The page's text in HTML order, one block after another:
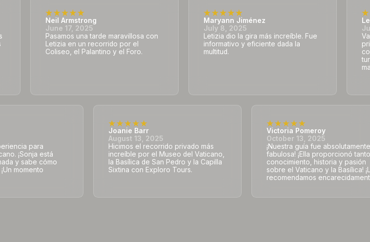
Neil Armstrong
June 17, 2025
Pasamos una tarde maravillosa con
Letizia en un recorrido por el
Coliseo, el Palantino y el Foro.
Maryann Jiménez
July 8, 2025
Letizia dio la gira más increíble. Fue
informativo y eficiente dada la
multitud.
para
¡Sonja está
y sabe cómo
momento
Joanie Barr
August 13, 2025
Hicimos el recorrido privado más
increíble por el Museo del Vaticano,
la Basílica de San Pedro y la Capilla
Sixtina con Exploro Tours.
Victoria Pomeroy
October 13, 2025
¡Nuestra guía fue
fabulosa! ¡Ella proporcionó
conocimiento, historia y pasión
sobre el Vaticano y la Basílica!
recomendamos